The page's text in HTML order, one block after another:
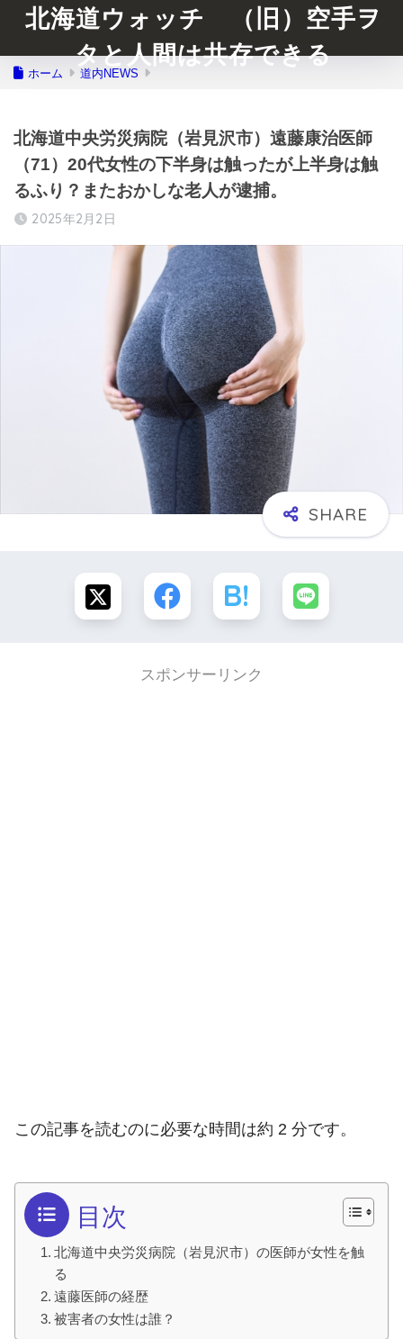
北海道ウォッチ （旧）空手ヲ
タと人間は共存できる
ホーム 道内NEWS
北海道中央労災病院（岩見沢市）遠藤康治医師
（71）20代女性の下半身は触ったが上半身は触
るふり？またおかしな老人が逮捕。
2025年2月2日
スポンサーリンク
この記事を読むのに必要な時間は約 2 分です。
目次
北海道中央労災病院（岩見沢市）の医師が女性を触
る
遠藤医師の経歴
被害者の女性は誰？